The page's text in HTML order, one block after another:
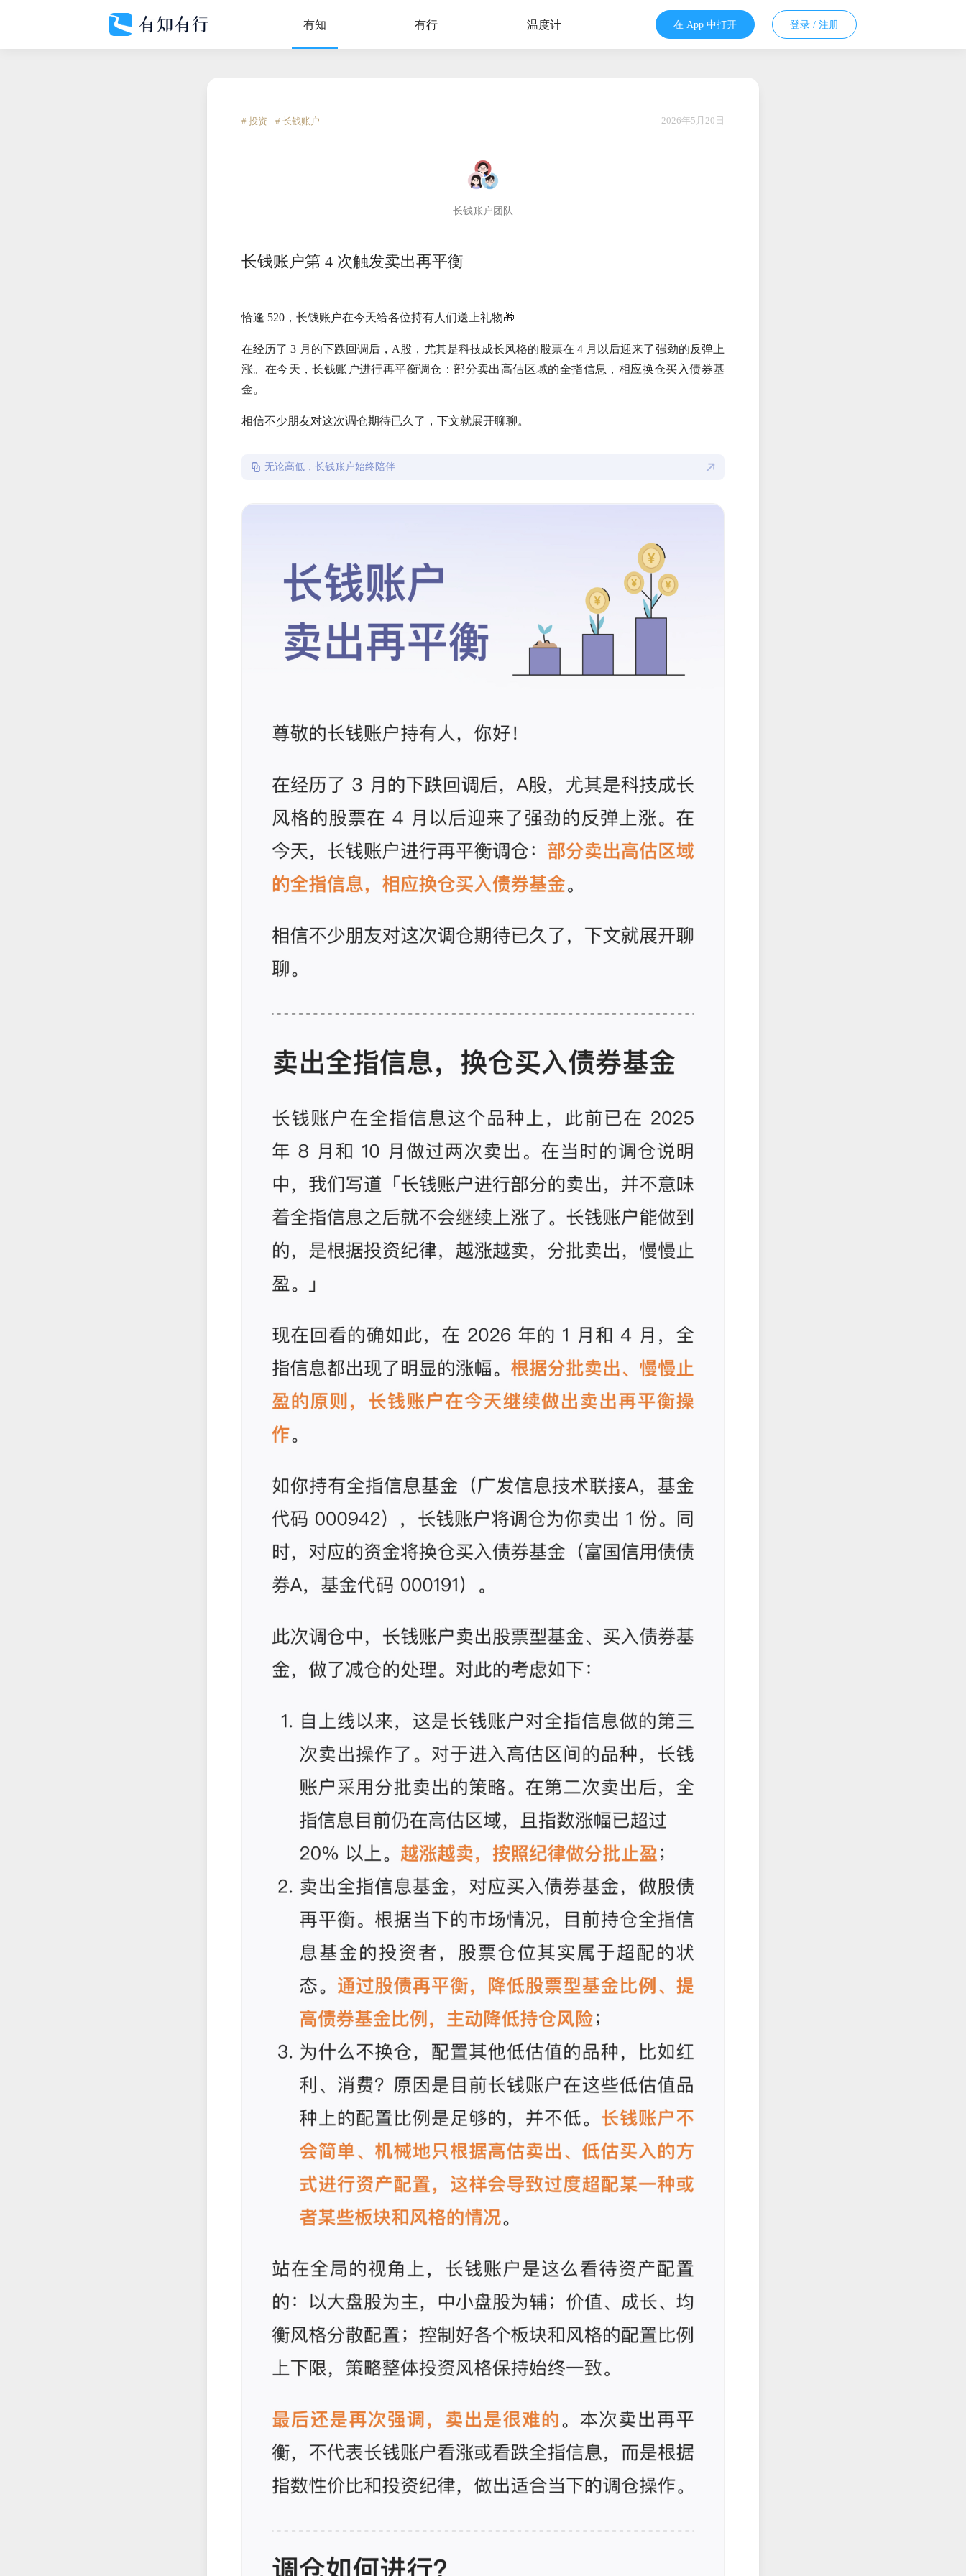
有知 有行 温度计 在 App 中打开 登录 / 注册
# 投资 # 长钱账户 2026年5月20日
长钱账户团队
长钱账户第 4 次触发卖出再平衡
恰逢 520，长钱账户在今天给各位持有人们送上礼物🎁
在经历了 3 月的下跌回调后，A股，尤其是科技成长风格的股票在 4 月以后迎来了强劲的反弹上
涨。在今天，长钱账户进行再平衡调仓：部分卖出高估区域的全指信息，相应换仓买入债券基
金。
相信不少朋友对这次调仓期待已久了，下文就展开聊聊。
无论高低，长钱账户始终陪伴